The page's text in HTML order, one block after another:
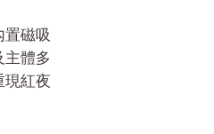
置磁吸
主體多
現紅夜